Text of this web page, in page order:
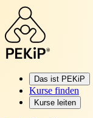
Das ist PEKiP
Kurse finden
Kurse leiten